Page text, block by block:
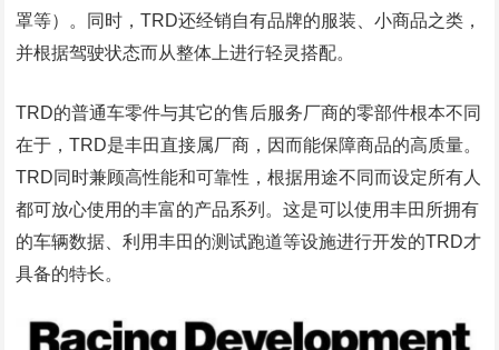
罩等）。同时，TRD还经销自有品牌的服装、小商品之类，
并根据驾驶状态而从整体上进行轻灵搭配。
TRD的普通车零件与其它的售后服务厂商的零部件根本不同
在于，TRD是丰田直接属厂商，因而能保障商品的高质量。
TRD同时兼顾高性能和可靠性，根据用途不同而设定所有人
都可放心使用的丰富的产品系列。这是可以使用丰田所拥有
的车辆数据、利用丰田的测试跑道等设施进行开发的TRD才
具备的特长。